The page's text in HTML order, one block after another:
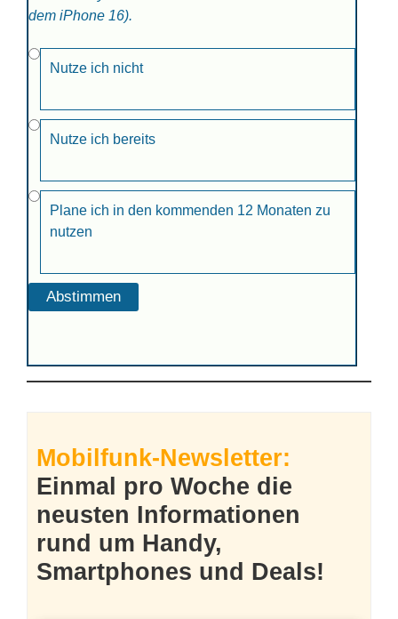
dem iPhone 16).
Nutze ich nicht
Nutze ich bereits
Plane ich in den kommenden 12 Monaten zu
nutzen
Mobilfunk-Newsletter:
Einmal pro Woche die
neusten Informationen
rund um Handy,
Smartphones und Deals!